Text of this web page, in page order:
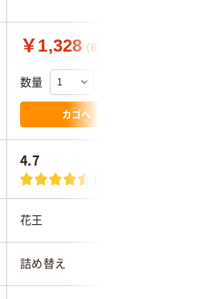
￥1,328 （税込）
数量
カゴへ
4.7
(11)
花王
詰め替え